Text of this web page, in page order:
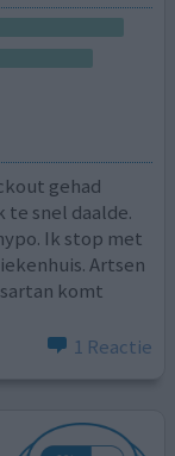
gehad
te snel daalde.
Ik stop met
Artsen
komt
1 Reactie